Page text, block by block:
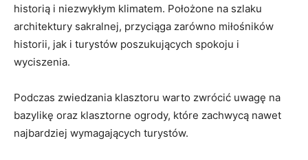
historią i niezwykłym klimatem. ⁤Położone na szlaku
architektury sakralnej, przyciąga zarówno miłośników
historii, jak i turystów poszukujących spokoju i
wyciszenia.
Podczas​ zwiedzania klasztoru warto zwrócić uwagę na
bazylikę oraz klasztorne‌ ogrody, które zachwycą nawet
najbardziej wymagających turystów.